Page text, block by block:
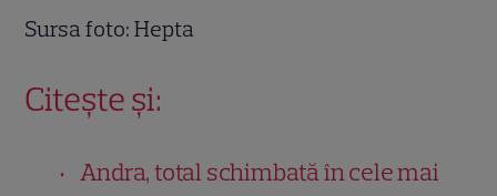
Sursa foto: Hepta
Citește și:
Andra, total schimbată în cele mai